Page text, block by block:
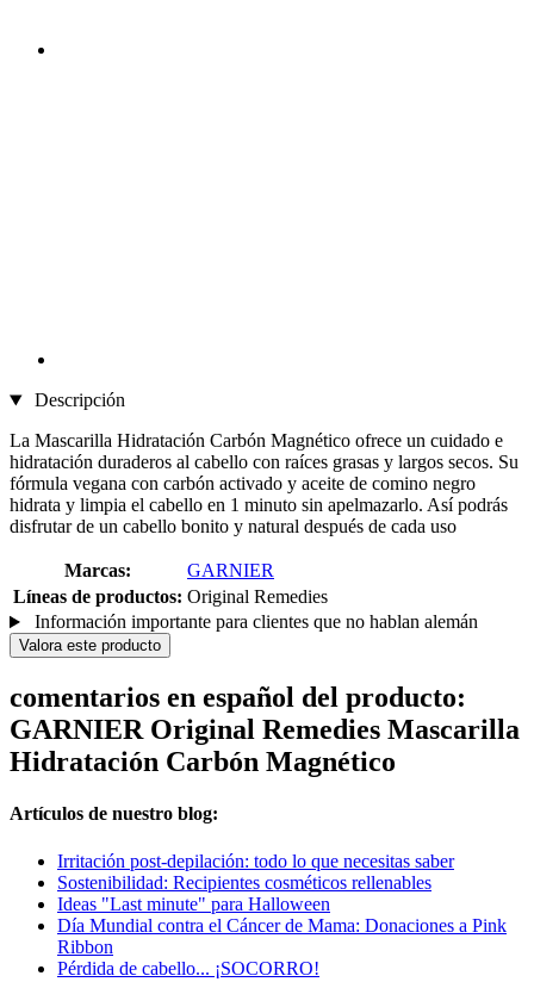
Descripción
La Mascarilla Hidratación Carbón Magnético ofrece un cuidado e
hidratación duraderos al cabello con raíces grasas y largos secos. Su
fórmula vegana con carbón activado y aceite de comino negro
hidrata y limpia el cabello en 1 minuto sin apelmazarlo. Así podrás
disfrutar de un cabello bonito y natural después de cada uso
Marcas:
GARNIER
Líneas de productos: Original Remedies
Información importante para clientes que no hablan alemán
Valora este producto
comentarios en español del producto:
GARNIER Original Remedies Mascarilla
Hidratación Carbón Magnético
Artículos de nuestro blog:
Irritación post-depilación: todo lo que necesitas saber
Sostenibilidad: Recipientes cosméticos rellenables
Ideas "Last minute" para Halloween
Día Mundial contra el Cáncer de Mama: Donaciones a Pink
Ribbon
Pérdida de cabello... ¡SOCORRO!